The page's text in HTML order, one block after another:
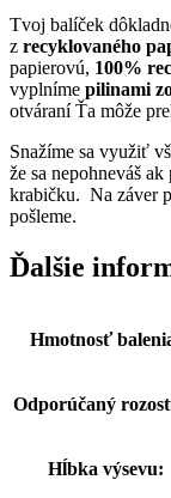
Tvoj balíček
z recyklovaného
papierovú, 100%
vyplníme pilinami
otváraní Ťa môže
Snažíme sa využiť
že sa nepohneváš
krabičku. Na záver
pošleme.
Ďalšie
Hmotnosť
Odporúčaný
Hĺbka výsevu: